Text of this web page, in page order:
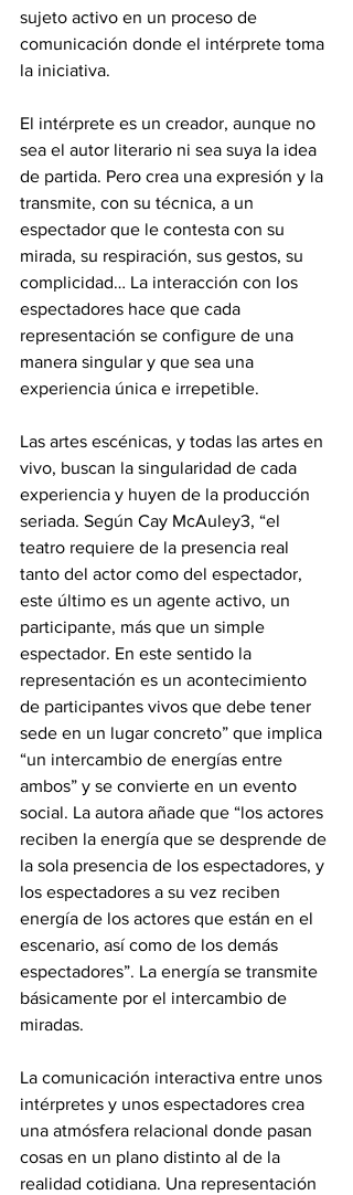
sujeto activo en un proceso de
comunicación donde el intérprete toma
la iniciativa.
El intérprete es un creador, aunque no
sea el autor literario ni sea suya la idea
de partida. Pero crea una expresión y la
transmite, con su técnica, a un
espectador que le contesta con su
mirada, su respiración, sus gestos, su
complicidad… La interacción con los
espectadores hace que cada
representación se configure de una
manera singular y que sea una
experiencia única e irrepetible.
Las artes escénicas, y todas las artes en
vivo, buscan la singularidad de cada
experiencia y huyen de la producción
seriada. Según Cay McAuley3, “el
teatro requiere de la presencia real
tanto del actor como del espectador,
este último es un agente activo, un
participante, más que un simple
espectador. En este sentido la
representación es un acontecimiento
de participantes vivos que debe tener
sede en un lugar concreto” que implica
“un intercambio de energías entre
ambos” y se convierte en un evento
social. La autora añade que “los actores
reciben la energía que se desprende de
la sola presencia de los espectadores, y
los espectadores a su vez reciben
energía de los actores que están en el
escenario, así como de los demás
espectadores”. La energía se transmite
básicamente por el intercambio de
miradas.
La comunicación interactiva entre unos
intérpretes y unos espectadores crea
una atmósfera relacional donde pasan
cosas en un plano distinto al de la
realidad cotidiana. Una representación